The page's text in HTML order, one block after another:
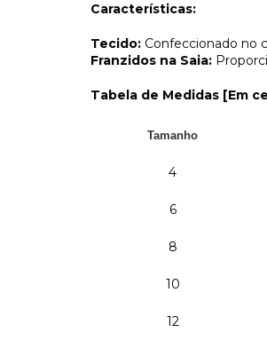
Características:
Tecido: Confeccionado no
Franzidos na Saia:
Tabela de Medidas [Em
Tamanho
4
6
8
10
12